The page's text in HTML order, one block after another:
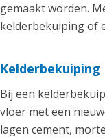
gemaakt worden.
kelderbekuiping of
Kelderbekuiping
Bij een
vloer met een
lagen cement,